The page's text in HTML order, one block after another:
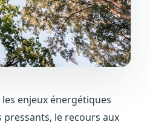
enjeux énergétiques
le recours aux